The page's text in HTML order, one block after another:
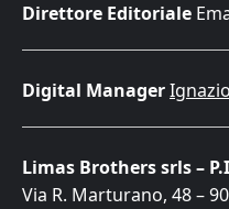
Direttore Editoriale
Digital Manager
Limas Brothers srls –
Via R. Marturano, 48 –